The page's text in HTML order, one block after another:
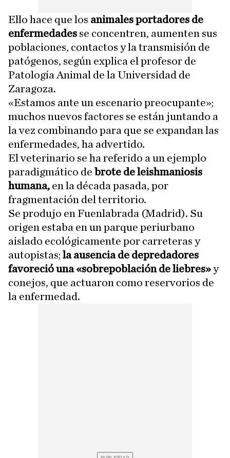
Ello hace que los animales portadores de
enfermedades se concentren, aumenten sus
poblaciones, contactos y la transmisión de
patógenos, según explica el profesor de
Patología Animal de la Universidad de
Zaragoza.
«Estamos ante un escenario preocupante»;
muchos nuevos factores se están juntando a
la vez combinando para que se expandan las
enfermedades, ha advertido.
El veterinario se ha referido a un ejemplo
paradigmático de brote de leishmaniosis
humana, en la década pasada, por
fragmentación del territorio.
Se produjo en Fuenlabrada (Madrid). Su
origen estaba en un parque periurbano
aislado ecológicamente por carreteras y
autopistas; la ausencia de depredadores
favoreció una «sobrepoblación de liebres»y
conejos, que actuaron como reservorios de
la enfermedad.